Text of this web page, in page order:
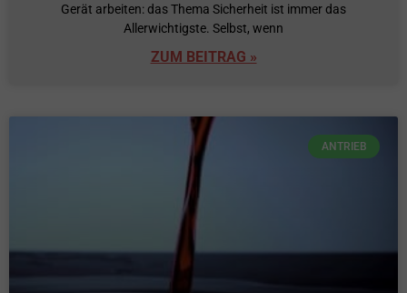
Gerät arbeiten: das Thema Sicherheit ist immer das
Allerwichtigste. Selbst, wenn
ZUM BEITRAG »
ANTRIEB